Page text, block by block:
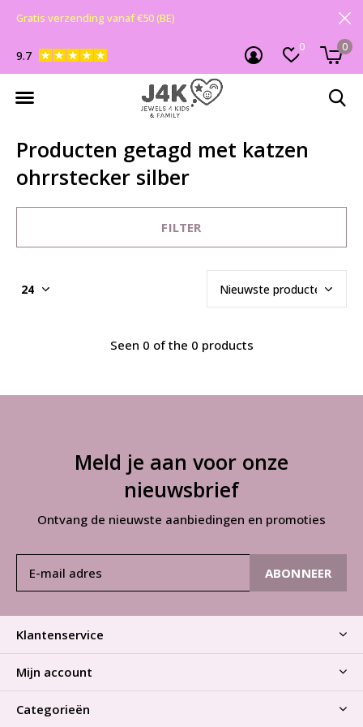
0 0
9.7
Gratis verzending vanaf €50 (BE)
Producten getagd met katzen
ohrrstecker silber
FILTER
Seen 0 of the 0 products
Meld je aan voor onze
nieuwsbrief
Ontvang de nieuwste aanbiedingen en promoties
ABONNEER
Klantenservice
Mijn account
Categorieën